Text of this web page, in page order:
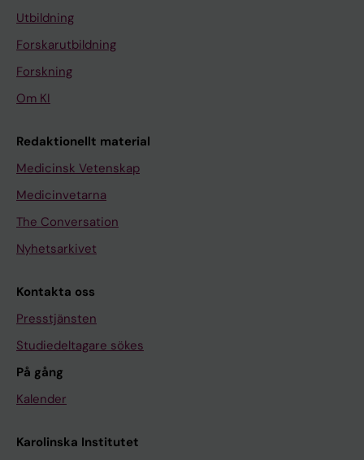
Utbildning
Forskarutbildning
Forskning
Om KI
Redaktionellt material
Medicinsk Vetenskap
Medicinvetarna
The Conversation
Nyhetsarkivet
Kontakta oss
Presstjänsten
Studiedeltagare sökes
På gång
Kalender
Karolinska Institutet